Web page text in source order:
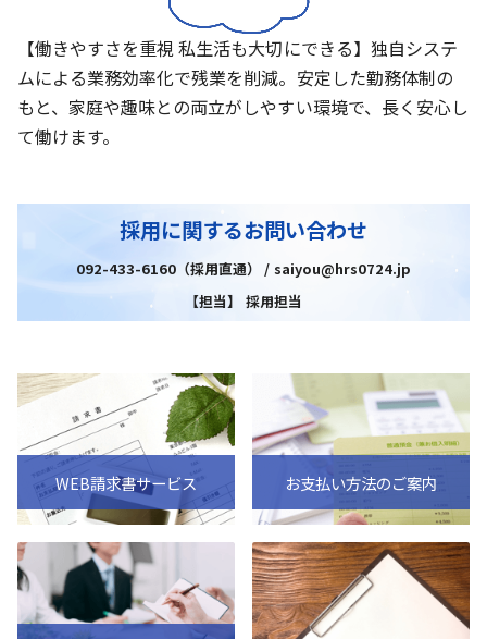
【働きやすさを重視 私生活も大切にできる】独自システ
ムによる業務効率化で残業を削減。安定した勤務体制の
もと、家庭や趣味との両立がしやすい環境で、長く安心し
て働けます。
採用に関するお問い合わせ
092-433-6160（採用直通） / saiyou@hrs0724.jp
【担当】 採用担当
WEB請求書サービス お支払い方法のご案内